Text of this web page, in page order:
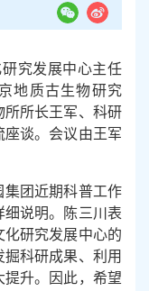
究发展中心主任
地质古生物研究
所所长王军、科研
座谈。会议由王军
集团近期科普工作
说明。陈三川表
研究发展中心的
科研成果、利用
升。因此，希望